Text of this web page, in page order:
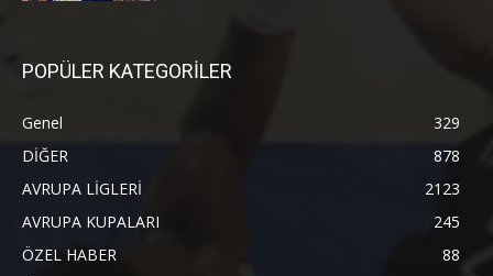
POPÜLER KATEGORİLER
Genel
329
DİĞER
878
AVRUPA LİGLERİ
2123
AVRUPA KUPALARI
245
ÖZEL HABER
88